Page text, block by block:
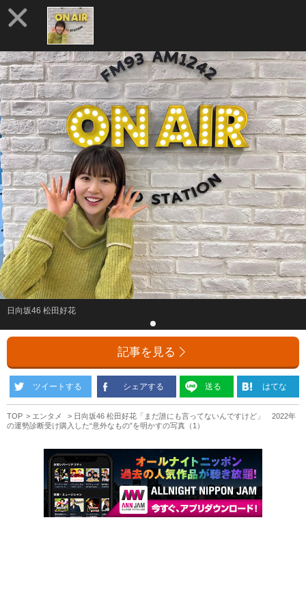
日向坂46 松田好花
記事を見る
ツイートする シェアする 送る はてな
TOP エンタメ
日向坂46 松田好花「まだ誰にも言ってないんですけど」 2022年
の運勢診断受け購入した“意外なもの”を明かすの写真（1）